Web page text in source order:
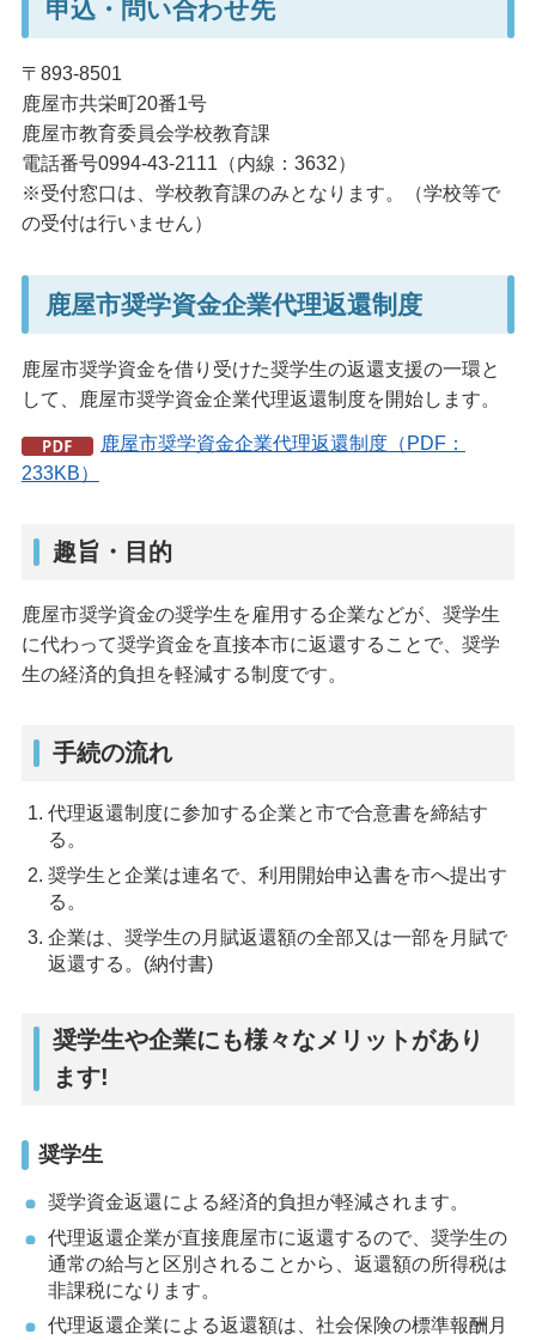
申込・問い合わせ先
〒893-8501
鹿屋市共栄町20番1号
鹿屋市教育委員会学校教育課
電話番号0994-43-2111（内線：3632）
※受付窓口は、学校教育課のみとなります。（学校等で
の受付は行いません）
鹿屋市奨学資金企業代理返還制度
鹿屋市奨学資金を借り受けた奨学生の返還支援の一環と
して、鹿屋市奨学資金企業代理返還制度を開始します。
鹿屋市奨学資金企業代理返還制度（PDF：
233KB）
趣旨・目的
鹿屋市奨学資金の奨学生を雇用する企業などが、奨学生
に代わって奨学資金を直接本市に返還することで、奨学
生の経済的負担を軽減する制度です。
手続の流れ
代理返還制度に参加する企業と市で合意書を締結す
る。
奨学生と企業は連名で、利用開始申込書を市へ提出す
る。
企業は、奨学生の月賦返還額の全部又は一部を月賦で
返還する。(納付書)
奨学生や企業にも様々なメリットがあり
ます!
奨学生
奨学資金返還による経済的負担が軽減されます。
代理返還企業が直接鹿屋市に返還するので、奨学生の
通常の給与と区別されることから、返還額の所得税は
非課税になります。
代理返還企業による返還額は、社会保険の標準報酬月